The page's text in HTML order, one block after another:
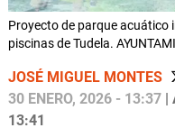
Proyecto de parque acuático
piscinas de Tudela.
JOSÉ MIGUEL MONTES
30 ENERO, 2026 - 13:37
13:41